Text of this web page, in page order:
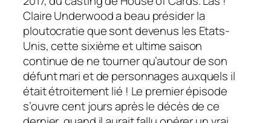
Claire Underwood a beau présider la
ploutocratie que sont devenus les Etats-
Unis, cette sixième et ultime saison
continue de ne tourner qu’autour de son
défunt mari et de personnages auxquels il
était étroitement lié ! Le premier épisode
s’ouvre cent jours après le décès de ce